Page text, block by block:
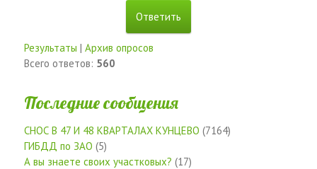
Результаты | Архив опросов
Всего ответов: 560
Последние сообщения
СНОС В 47 И 48 КВАРТАЛАХ КУНЦЕВО (7164)
ГИБДД по ЗАО (5)
А вы знаете своих участковых? (17)